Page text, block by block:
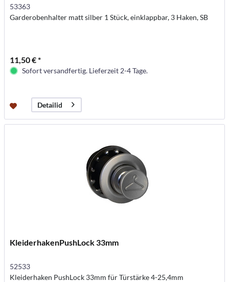
53363
Garderobenhalter matt silber 1 Stück, einklappbar, 3 Haken, SB
11,50 € *
Sofort versandfertig. Lieferzeit 2-4 Tage.
Detailid
KleiderhakenPushLock 33mm
52533
Kleiderhaken PushLock 33mm für Türstärke 4-25,4mm